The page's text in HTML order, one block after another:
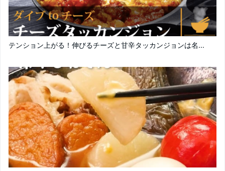
テンション上がる！伸びるチーズと甘辛タッカンジョンは名...